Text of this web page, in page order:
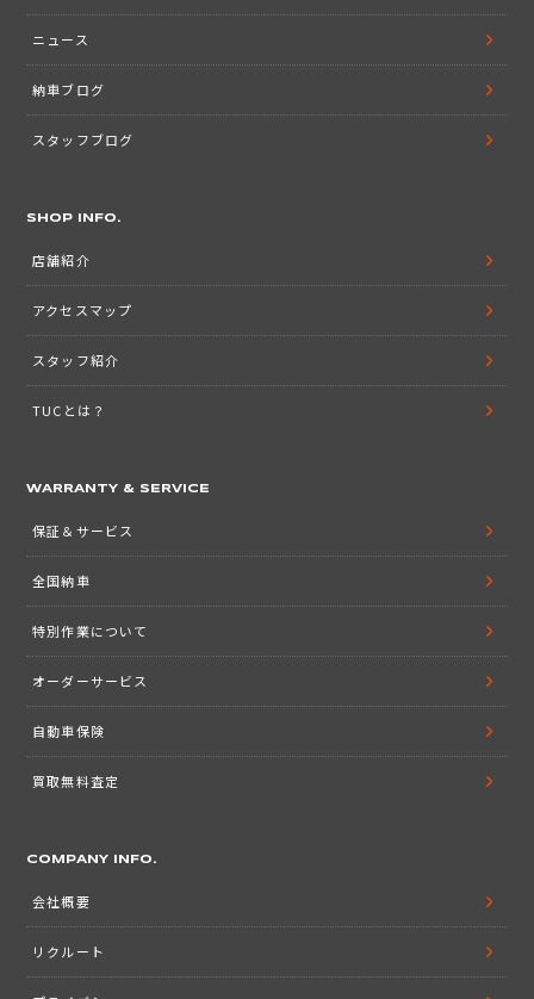
ニュース
納車ブログ
スタッフブログ
SHOP INFO.
店舗紹介
アクセスマップ
スタッフ紹介
TUCとは？
WARRANTY & SERVICE
保証＆サービス
全国納車
特別作業について
オーダーサービス
自動車保険
買取無料査定
COMPANY INFO.
会社概要
リクルート